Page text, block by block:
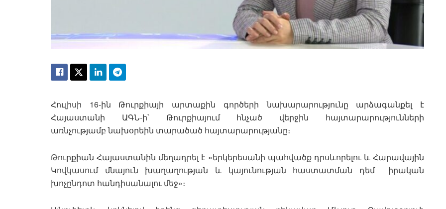
Հուլիսի 16-ին Թուրքիայի արտաքին գործերի նախարարությունը արձագանքել է
Հայաստանի ԱԳՆ-ի՝ Թուրքիայում հնչած վերջին հայտարարությունների
առնչությամբ նախօրեին տարածած հայտարարությանը։
Թուրքիան Հայաստանին մեղադրել է «երկերեսանի պահվածք դրսևորելու և Հարավային
Կովկասում մնայուն խաղաղության և կայունության հաստատման դեմ իրական
խոչընդոտ հանդիսանալու մեջ»։